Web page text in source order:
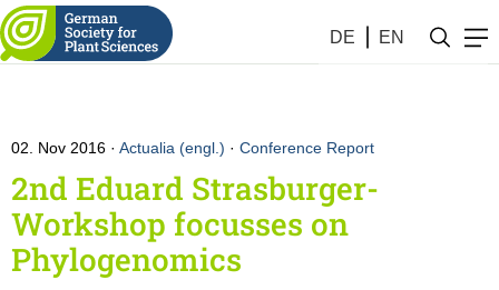
DE EN
02. Nov 2016 Actualia (engl.) · Conference Report
2nd Eduard Strasburger-
Workshop focusses on
Phylogenomics